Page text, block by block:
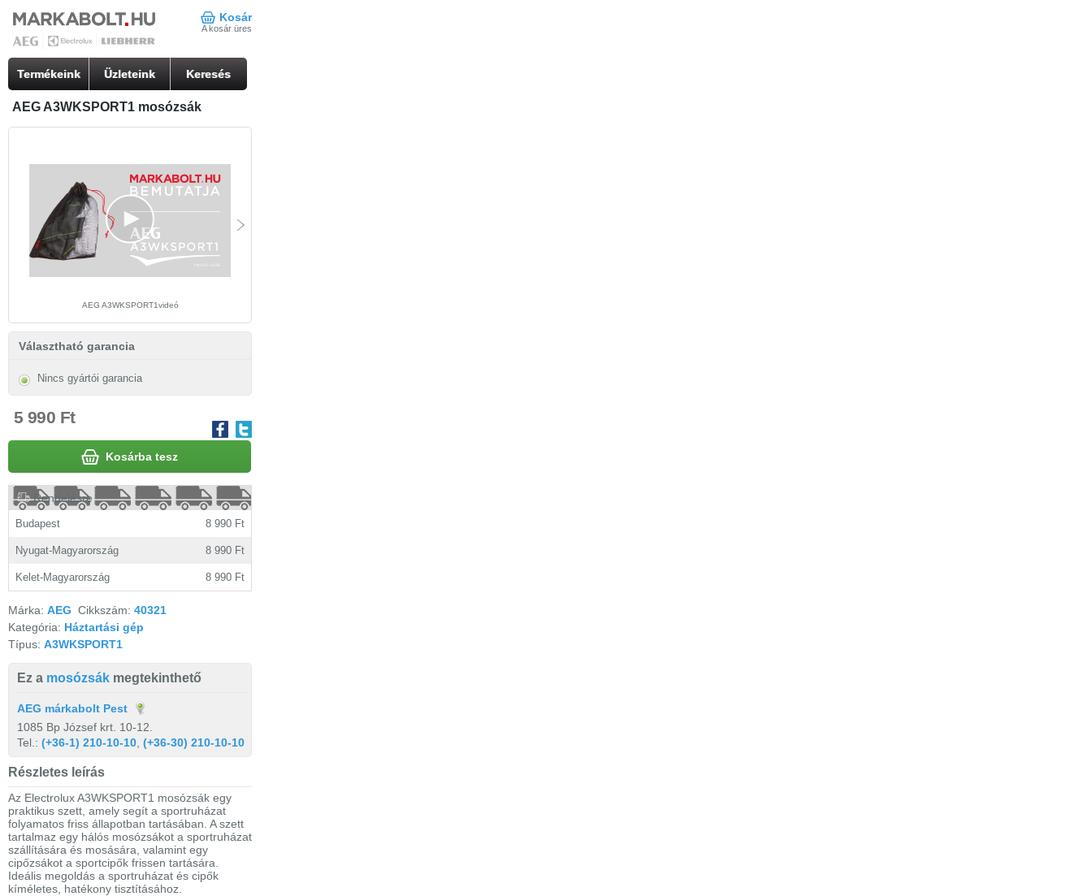
Kosár
A kosár üres
Termékeink Üzleteink Keresés
AEG A3WKSPORT1 mosózsák
AEG A3WKSPORT1videó
Választható garancia
Nincs gyártói garancia
5 990 Ft
Kosárba tesz
Rendelésre
Budapest 8 990 Ft
Nyugat-Magyarország 8 990 Ft
Kelet-Magyarország 8 990 Ft
Márka: AEG Cikkszám: 40321
Kategória: Háztartási gép
Típus: A3WKSPORT1
Ez a mosózsák megtekinthető
AEG márkabolt Pest
1085 Bp József krt. 10-12.
Tel.: (+36-1) 210-10-10 (+36-30) 210-10-10
Részletes leírás
Az Electrolux A3WKSPORT1 mosózsák egy
praktikus szett, amely segít a sportruházat
folyamatos friss állapotban tartásában. A szett
tartalmaz egy hálós mosózsákot a sportruházat
szállítására és mosására, valamint egy
cipőzsákot a sportcipők frissen tartására.
Ideális megoldás a sportruházat és cipők
kíméletes, hatékony tisztításához.